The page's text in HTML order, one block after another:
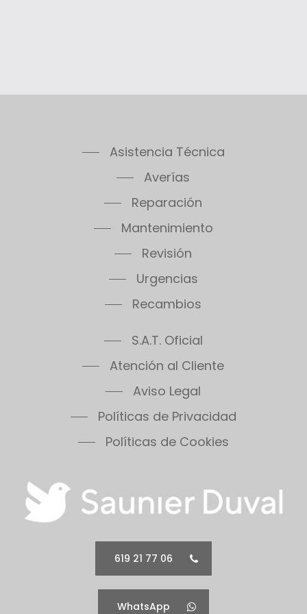
Asistencia Técnica
Averías
Reparación
Mantenimiento
Revisión
Urgencias
Recambios
S.A.T. Oficial
Atención al Cliente
Aviso Legal
Políticas de Privacidad
Políticas de Cookies
619 21 77 06
WhatsApp